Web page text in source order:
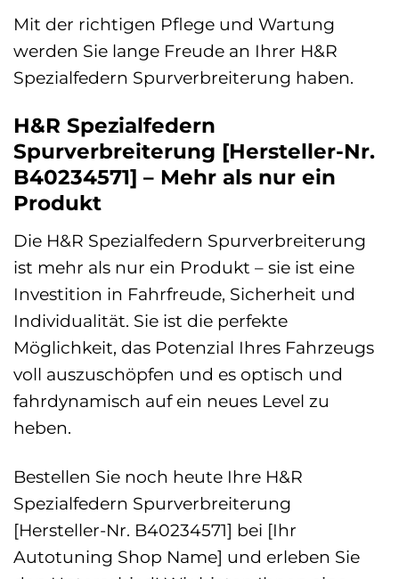
Mit der richtigen Pflege und Wartung
werden Sie lange Freude an Ihrer H&R
Spezialfedern Spurverbreiterung haben.
H&R Spezialfedern
Spurverbreiterung [Hersteller-Nr.
B40234571] – Mehr als nur ein
Produkt
Die H&R Spezialfedern Spurverbreiterung
ist mehr als nur ein Produkt – sie ist eine
Investition in Fahrfreude, Sicherheit und
Individualität. Sie ist die perfekte
Möglichkeit, das Potenzial Ihres Fahrzeugs
voll auszuschöpfen und es optisch und
fahrdynamisch auf ein neues Level zu
heben.
Bestellen Sie noch heute Ihre H&R
Spezialfedern Spurverbreiterung
[Hersteller-Nr. B40234571] bei [Ihr
Autotuning Shop Name] und erleben Sie